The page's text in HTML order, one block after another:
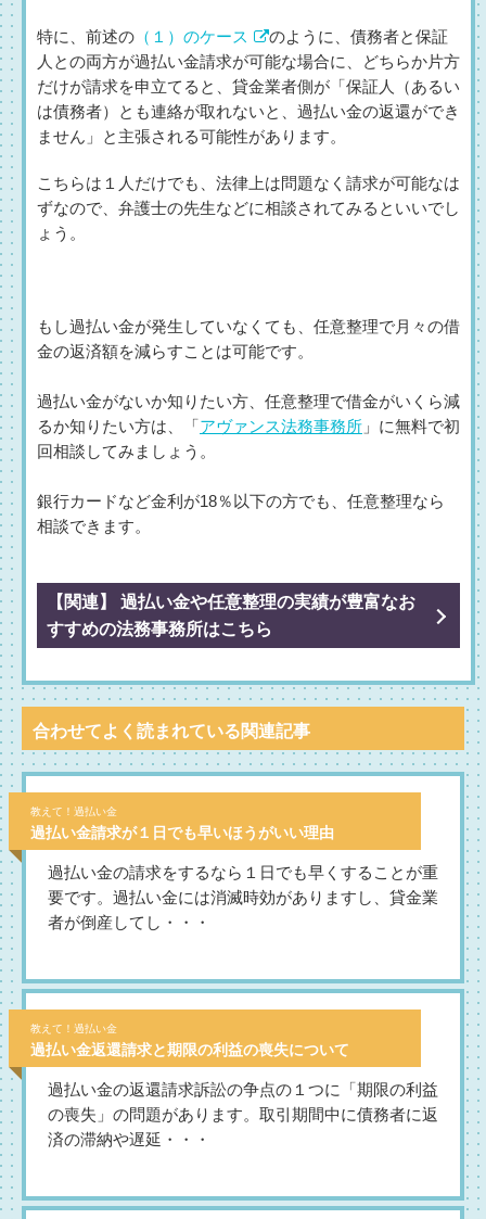
特に、前述の （１）のケース
のように、債務者と保証
人との両方が過払い金請求が可能な場合に、どちらか片方
だけが請求を申立てると、貸金業者側が「保証人（あるい
は債務者）とも連絡が取れないと、過払い金の返還ができ
ません」と主張される可能性があります。
こちらは１人だけでも、法律上は問題なく請求が可能なは
ずなので、弁護士の先生などに相談されてみるといいでし
ょう。
もし過払い金が発生していなくても、任意整理で月々の借
金の返済額を減らすことは可能です。
過払い金がないか知りたい方、任意整理で借金がいくら減
るか知りたい方は、「 アヴァンス法務事務所 」に無料で初
回相談してみましょう。
銀行カードなど金利が18％以下の方でも、任意整理なら
相談できます。
【関連】 過払い金や任意整理の実績が豊富なお
すすめの法務事務所はこちら
合わせてよく読まれている関連記事
教えて！過払い金
過払い金請求が１日でも早いほうがいい理由
過払い金の請求をするなら１日でも早くすることが重
要です。過払い金には消滅時効がありますし、貸金業
者が倒産してし・・・
教えて！過払い金
過払い金返還請求と期限の利益の喪失について
過払い金の返還請求訴訟の争点の１つに「期限の利益
の喪失」の問題があります。取引期間中に債務者に返
済の滞納や遅延・・・